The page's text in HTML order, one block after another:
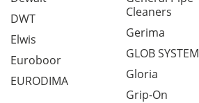
DWT
Elwis
Euroboor
EURODIMA
Cleaners
Gerima
GLOB SYSTEM
Gloria
Grip-On